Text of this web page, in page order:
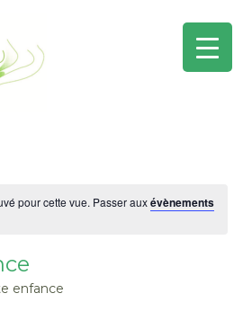
pour cette vue. Passer auxévènements
enfance